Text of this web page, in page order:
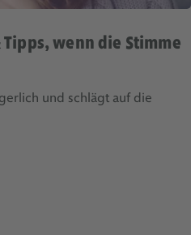
wenn die Stimme
und schlägt auf die